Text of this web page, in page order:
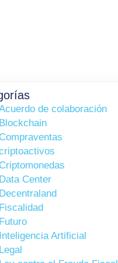
de colaboración
Center
Artificial